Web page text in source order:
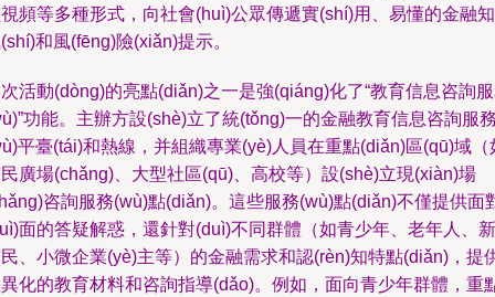
頻等多種形式，向社會(huì)公眾傳遞實(shí)用、易懂的金融知
和風(fēng)險(xiǎn)提示。
活動(dòng)的亮點(diǎn)之一是強(qiáng)化了“教育信息咨詢
功能。主辦方設(shè)立了統(tǒng)一的金融教育信息咨詢服
平臺(tái)和熱線，并組織專業(yè)人員在重點(diǎn)區(qū)域（
廣場(chǎng)、大型社區(qū)、高校等）設(shè)立現(xiàn)場
咨詢服務(wù)點(diǎn)。這些服務(wù)點(diǎn)不僅提供面
面的答疑解惑，還針對(duì)不同群體（如青少年、老年人、新
、小微企業(yè)主等）的金融需求和認(rèn)知特點(diǎn)，提
化的教育材料和咨詢指導(dǎo)。例如，面向青少年群體，重